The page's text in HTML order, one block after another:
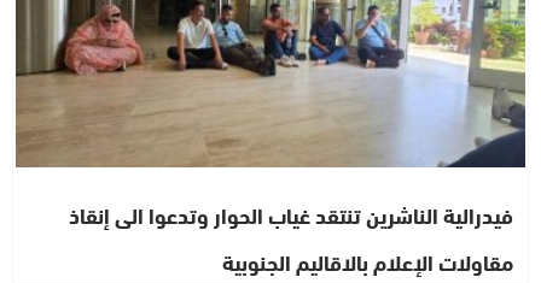
فيدرالية الناشرين تنتقد غياب الحوار وتدعوا الى إنقاذ
مقاولات الإعلام بالاقاليم الجنوبية